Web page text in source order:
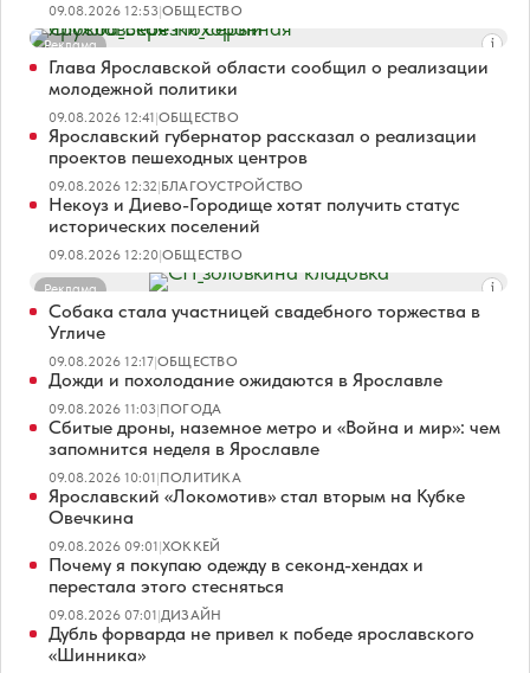
09.08.2026 12:53|ОБЩЕСТВО
Реклама
Глава Ярославской области сообщил о реализации
молодежной политики
09.08.2026 12:41|ОБЩЕСТВО
Ярославский губернатор рассказал о реализации
проектов пешеходных центров
09.08.2026 12:32|БЛАГОУСТРОЙСТВО
Некоуз и Диево-Городище хотят получить статус
исторических поселений
09.08.2026 12:20|ОБЩЕСТВО
Реклама
Собака стала участницей свадебного торжества в
Угличе
09.08.2026 12:17|ОБЩЕСТВО
Дожди и похолодание ожидаются в Ярославле
09.08.2026 11:03|ПОГОДА
Сбитые дроны, наземное метро и «Война и мир»: чем
запомнится неделя в Ярославле
09.08.2026 10:01|ПОЛИТИКА
Ярославский «Локомотив» стал вторым на Кубке
Овечкина
09.08.2026 09:01|ХОККЕЙ
Почему я покупаю одежду в секонд-хендах и
перестала этого стесняться
09.08.2026 07:01|ДИЗАЙН
Дубль форварда не привел к победе ярославского
«Шинника»